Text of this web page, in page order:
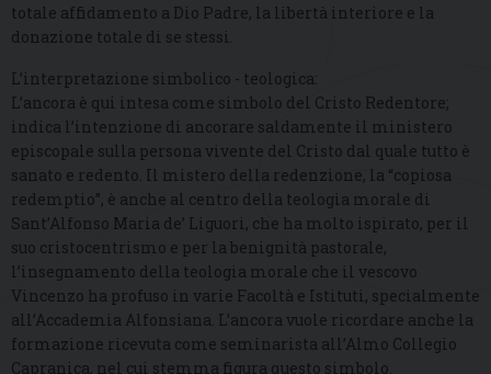
totale affidamento a Dio Padre, la libertà interiore e la
donazione totale di se stessi.
L’interpretazione simbolico - teologica:
L’ancora è qui intesa come simbolo del Cristo Redentore;
indica l’intenzione di ancorare saldamente il ministero
episcopale sulla persona vivente del Cristo dal quale tutto è
sanato e redento. Il mistero della redenzione, la “copiosa
redemptio”, è anche al centro della teologia morale di
Sant’Alfonso Maria de’ Liguori, che ha molto ispirato, per il
suo cristocentrismo e per la benignità pastorale,
l’insegnamento della teologia morale che il vescovo
Vincenzo ha profuso in varie Facoltà e Istituti, specialmente
all’Accademia Alfonsiana. L’ancora vuole ricordare anche la
formazione ricevuta come seminarista all’Almo Collegio
Capranica, nel cui stemma figura questo simbolo.